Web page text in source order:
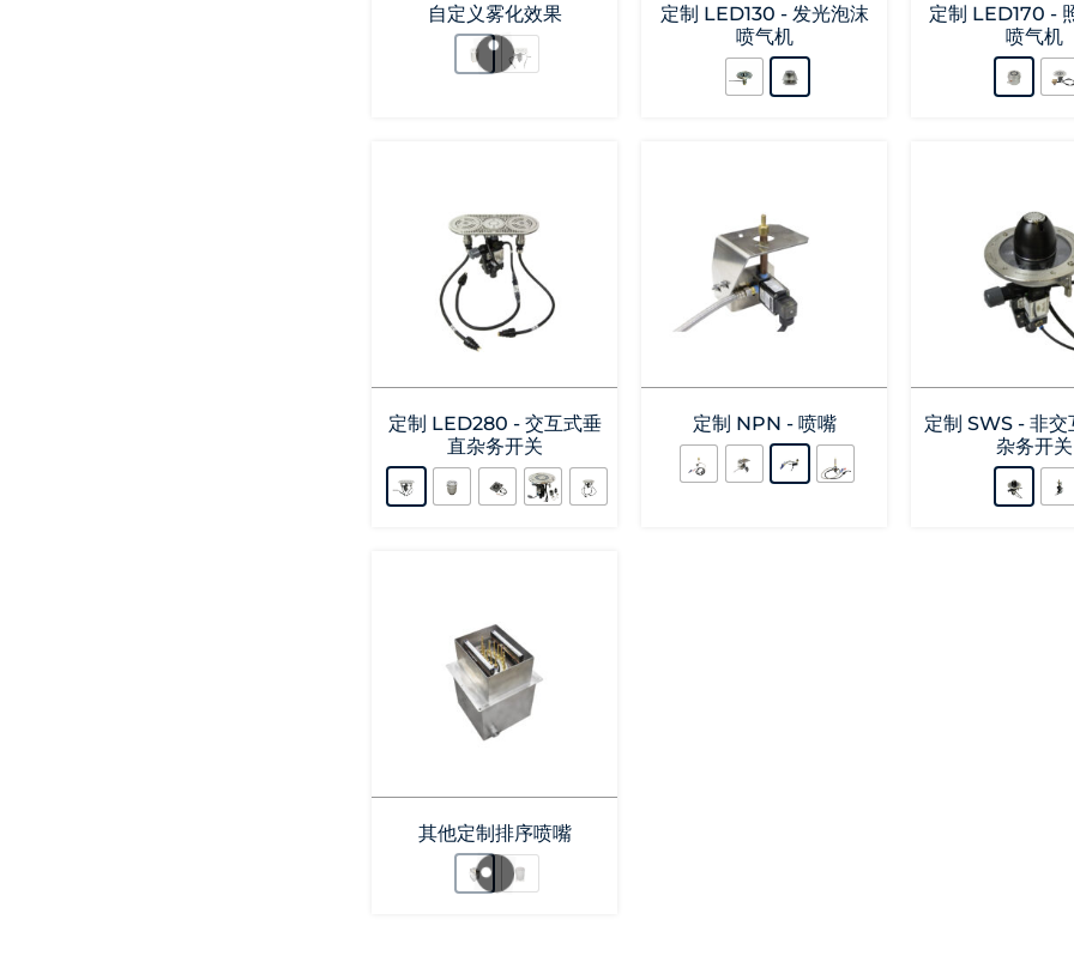
自定义雾化效果
定制 LED130 - 发光泡沫
喷气机
定制 LED170 -
喷气机
定制 LED280 - 交互式垂
直杂务开关
定制 NPN - 喷嘴
定制 SWS - 非交
杂务开关
其他定制排序喷嘴